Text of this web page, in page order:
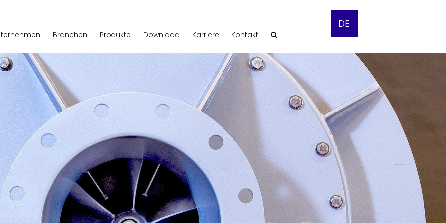
Branchen Produkte Download Karriere Kontakt
DE